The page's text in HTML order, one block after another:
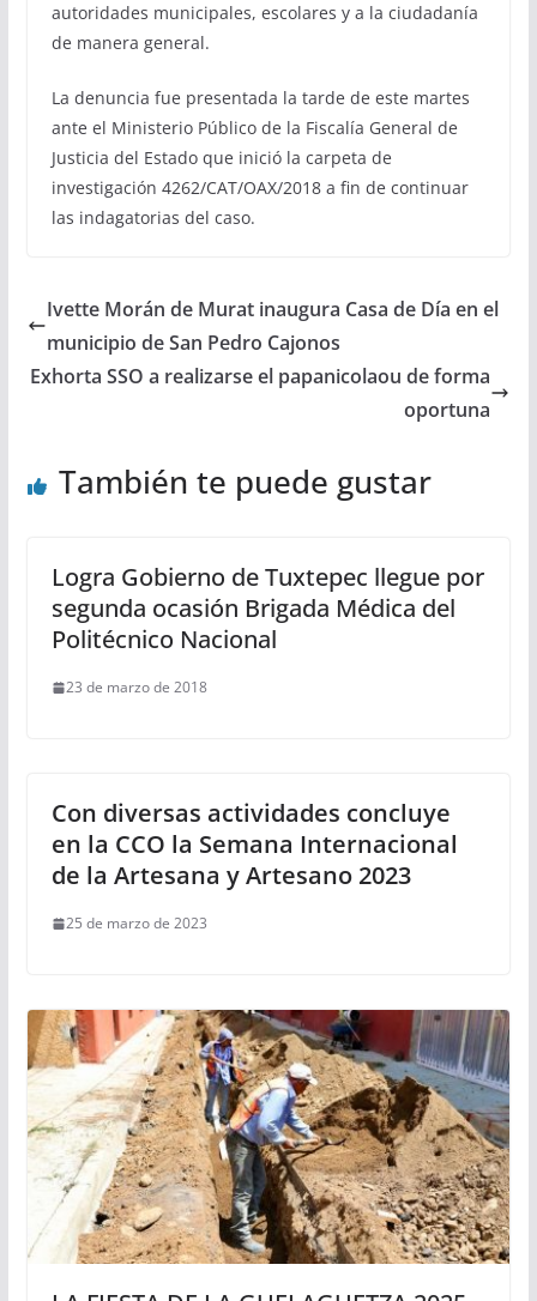
autoridades municipales, escolares y a la ciudadanía
de manera general.
La denuncia fue presentada la tarde de este martes
ante el Ministerio Público de la Fiscalía General de
Justicia del Estado que inició la carpeta de
investigación 4262/CAT/OAX/2018 a fin de continuar
las indagatorias del caso.
Ivette Morán de Murat inaugura Casa de Día en el
municipio de San Pedro Cajonos
Exhorta SSO a realizarse el papanicolaou de forma
oportuna
También te puede gustar
Logra Gobierno de Tuxtepec llegue por
segunda ocasión Brigada Médica del
Politécnico Nacional
23 de marzo de 2018
Con diversas actividades concluye
en la CCO la Semana Internacional
de la Artesana y Artesano 2023
25 de marzo de 2023